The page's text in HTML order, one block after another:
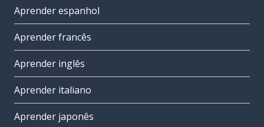
Aprender espanhol
Aprender francês
Aprender inglês
Aprender italiano
Aprender japonês